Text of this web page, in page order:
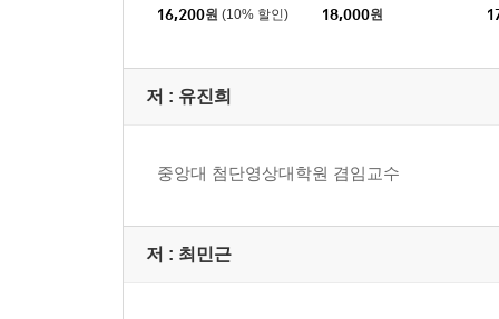
2. AI의 역작용: 미디어 산업 측면
4. 결어
2. 주요국 AI 정책 분류 체계
4. 중국: 국가 주도의 경쟁력 강화와 통제의 병행
16,200원 (10% 할인) 18,000원
저 : 유진희
중앙대 첨단영상대학원 겸임교수
저 : 최민근